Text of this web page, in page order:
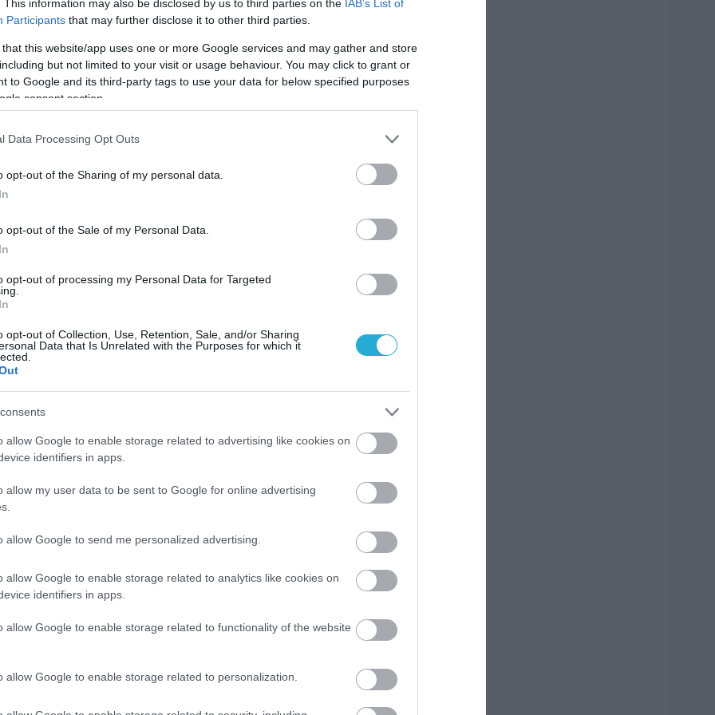
This information may also be disclosed by us to third parties on the IAB’s List of
Participants that may further disclose it to other third parties.
that this website/app uses one or more Google services and may gather and store
but not limited to your visit or usage behaviour. You may click to grant or
to Google and its third-party tags to use your data for below specified purposes
consent section.
Data Processing Opt Outs
opt-out of the Sharing of my personal data.
opt-out of the Sale of my Personal Data.
opt-out of processing my Personal Data for Targeted
opt-out of Collection, Use, Retention, Sale, and/or Sharing
Data that Is Unrelated with the Purposes for which it
allow Google to enable storage related to advertising like cookies on
identifiers in apps.
allow my user data to be sent to Google for online advertising
allow Google to send me personalized advertising.
allow Google to enable storage related to analytics like cookies on
identifiers in apps.
allow Google to enable storage related to functionality of the website
allow Google to enable storage related to personalization.
την Ευρωπαϊκή Ένωση προχώρησε ο
Τραμπ , ζητώντας από τις Βρυξέλλες να
συμφωνία με τις Ηνωμένες Πολιτείες
– όπως δήλωσε – η Ουάσινγκτον θα
των δασμών στα ευρωπαϊκά προϊόντα.
μετά από τηλεφωνική επικοινωνία που
Επιτροπής,
την οποία οι εμπορικές σχέσεις μεταξύ ΗΠΑ
ξανά σε τροχιά έντασης.
ο Αμερικανός πρόεδρος, η Ευρωπαϊκή
την4η Ιουλίου, ημερομηνία που συμπίπτει με
των Ηνωμένων Πολιτειών, για να
– κατά τον Τραμπ – είχαν συμφωνηθεί στο
συμφωνίας ανάμεσα στις δύο πλευρές.